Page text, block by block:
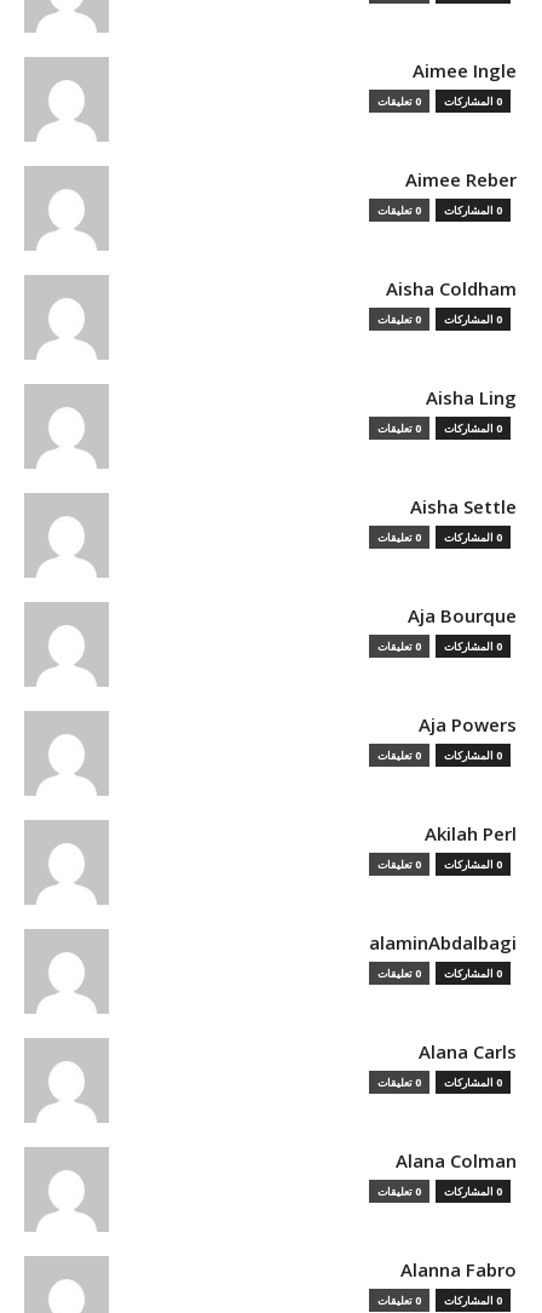
Aimee Ingle
0 المشاركات 0 تعليقات
Aimee Reber
0 المشاركات 0 تعليقات
Aisha Coldham
0 المشاركات 0 تعليقات
Aisha Ling
0 المشاركات 0 تعليقات
Aisha Settle
0 المشاركات 0 تعليقات
Aja Bourque
0 المشاركات 0 تعليقات
Aja Powers
0 المشاركات 0 تعليقات
Akilah Perl
0 المشاركات 0 تعليقات
alaminAbdalbagi
0 المشاركات 0 تعليقات
Alana Carls
0 المشاركات 0 تعليقات
Alana Colman
0 المشاركات 0 تعليقات
Alanna Fabro
0 المشاركات 0 تعليقات